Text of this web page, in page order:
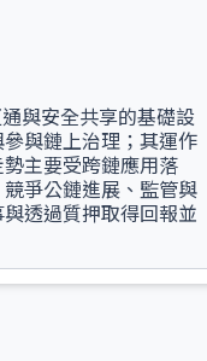
與安全共享的基礎設
與鏈上治理；其運作
主要受跨鏈應用落
爭公鏈進展、監管與
透過質押取得回報並